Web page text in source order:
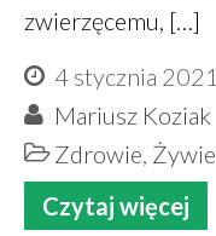
zwierzęcemu, […]
4 stycznia 2021
Mariusz Koziak
Zdrowie
Czytaj więcej